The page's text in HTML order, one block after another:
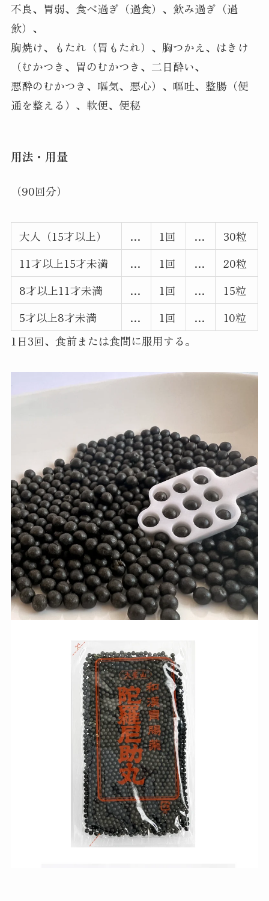
不良、胃弱、食べ過ぎ（過食）、飲み過ぎ（過
飲）、
胸焼け、もたれ（胃もたれ）、胸つかえ、はきけ
（むかつき、胃のむかつき、二日酔い、
悪酔のむかつき、嘔気、悪心）、嘔吐、整腸（便
通を整える）、軟便、便秘
用法・用量
（90回分）
大人（15才以上） … 1回 …
30粒
11才以上15才未満
… 1回 …
20粒
8才以上11才未満
… 1回 …
15粒
5才以上8才未満
… 1回 …
10粒
1日3回、食前または食間に服用する。